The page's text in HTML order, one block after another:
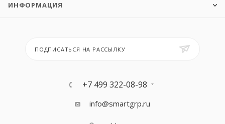
ИНФОРМАЦИЯ
ПОДПИСАТЬСЯ НА РАССЫЛКУ
+7 499 322-08-98
info@smartgrp.ru